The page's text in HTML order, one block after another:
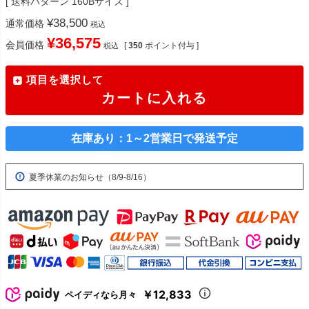
通常価格 ¥38,500 税込
会員価格 ¥36,575 税込 [ 350 ポイント付与 ]
項目を選択して
カートに入れる
在庫あり：1～2営業日で発送予定
夏季休業のお知らせ（8/9-8/16）
ペイディなら月々 ￥12,833